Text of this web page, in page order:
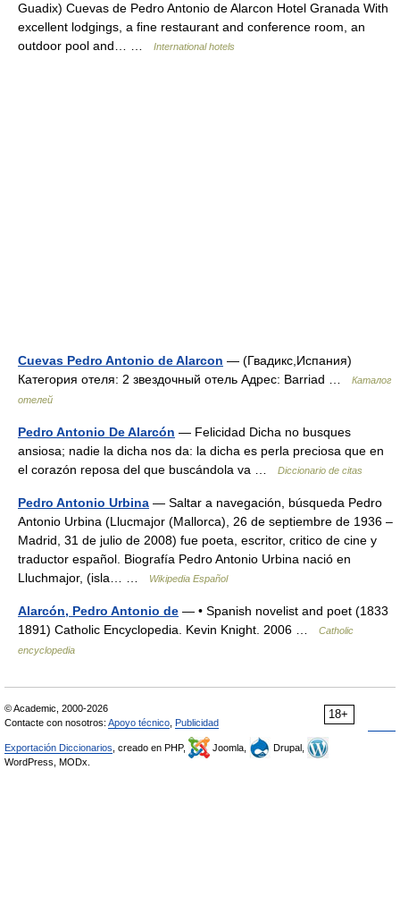
Guadix) Cuevas de Pedro Antonio de Alarcon Hotel Granada With
excellent lodgings, a fine restaurant and conference room, an
outdoor pool and… …
International hotels
Cuevas Pedro Antonio de Alarcon — (Гвадикс,Испания)
Категория отеля: 2 звездочный отель Адрес: Barriad …
Каталог
отелей
Pedro Antonio De Alarcón — Felicidad Dicha no busques
ansiosa; nadie la dicha nos da: la dicha es perla preciosa que en
el corazón reposa del que buscándola va …
Diccionario de citas
Pedro Antonio Urbina — Saltar a navegación, búsqueda Pedro
Antonio Urbina (Llucmajor (Mallorca), 26 de septiembre de 1936 –
Madrid, 31 de julio de 2008) fue poeta, escritor, critico de cine y
traductor español. Biografía Pedro Antonio Urbina nació en
Lluchmajor, (isla… …
Wikipedia Español
Alarcón, Pedro Antonio de — • Spanish novelist and poet (1833
1891) Catholic Encyclopedia. Kevin Knight. 2006 …
Catholic
encyclopedia
18+
© Academic, 2000-2026
Contacte con nosotros: Apoyo técnico Publicidad
Exportación Diccionarios , creado en PHP, Joomla,
Drupal,
WordPress, MODx.